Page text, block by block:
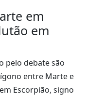
em
em
pelo debate são
entre Marte e
Escorpião, signo